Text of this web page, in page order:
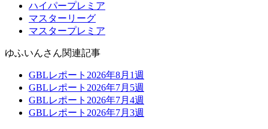
ハイパープレミア
マスターリーグ
マスタープレミア
ゆふいんさん関連記事
GBLレポート2026年8月1週
GBLレポート2026年7月5週
GBLレポート2026年7月4週
GBLレポート2026年7月3週